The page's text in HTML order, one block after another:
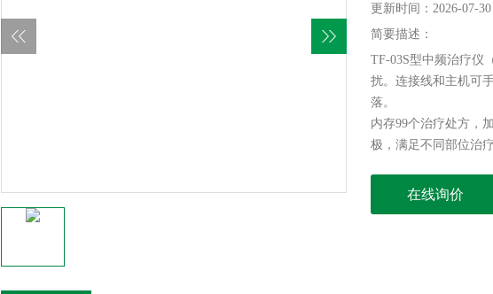
更新时间：2026-07-30
简要描述：
TF-03S型中频治疗仪
扰。连接线和主机可
落。
内存99个治疗处方，
极，满足不同部位治疗
在线询价